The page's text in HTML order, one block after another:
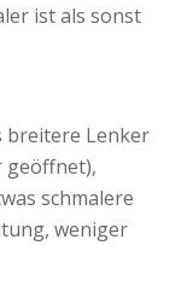
ist als sonst
breitere Lenker
geöffnet),
schmalere
weniger